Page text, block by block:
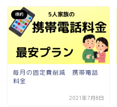
倹約
毎月の固定費削減 携帯電話
料金
2021年7月8日